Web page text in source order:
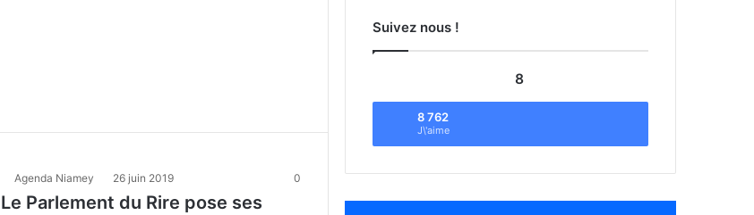
Agenda Niamey 26 juin 2019 0
Le Parlement du Rire pose ses
Suivez nous !
8
8 762
J\'aime